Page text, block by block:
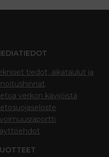
tiedot, aikataulut ja
verkon kävijöistä